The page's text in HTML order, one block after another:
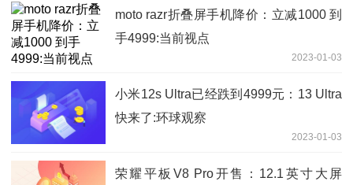
moto razr折叠屏手机降价：立减1000 到
手4999:当前视点
2023-01-03
小米12s Ultra已经跌到4999元：13 Ultra
快来了:环球观察
2023-01-03
荣耀平板V8 Pro开售：12.1英寸大屏